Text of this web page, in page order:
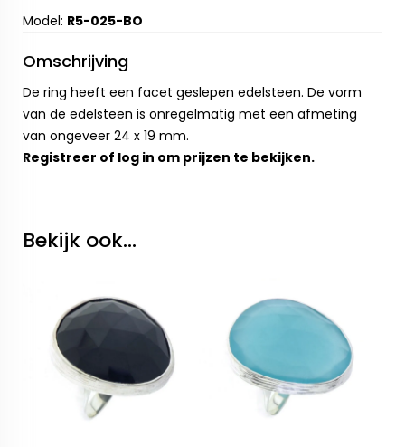
Model: R5-025-BO
Omschrijving
De ring heeft een facet geslepen edelsteen. De vorm
van de edelsteen is onregelmatig met een afmeting
van ongeveer 24 x 19 mm.
Registreer of log in om prijzen te bekijken.
Bekijk ook...